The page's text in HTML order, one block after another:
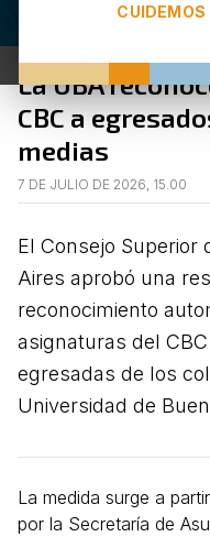
CUIDEMOS
La UBA
CBC a
medias
7 DE JULIO DE 2026, 15.00
El Consejo Superior
Aires aprobó una
reconocimiento
asignaturas del
egresadas de los
Universidad de
La medida surge a
por la Secretaría de